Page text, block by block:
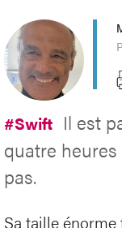
#Swift Il est
quatre
pas.
Sa taille